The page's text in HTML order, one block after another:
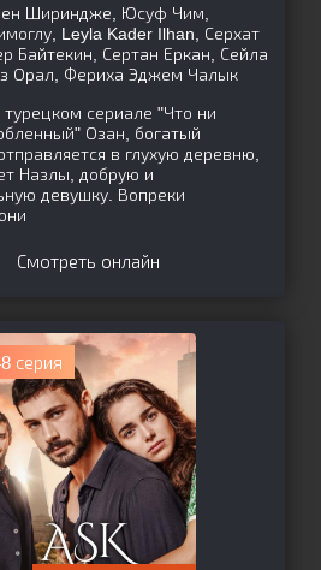
Шириндже, Юсуф Чим,
Leyla Kader Ilhan, Серхат
Байтекин, Сертан Еркан, Сейла
Орал, Фериха Эджем Чалык
турецком сериале "Что ни
Озан, богатый
в глухую деревню,
Назлы, добрую и
девушку. Вопреки
Смотреть онлайн
серия